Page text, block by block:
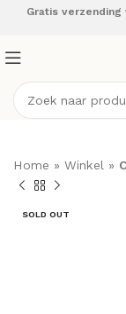
Gratis verzending
Home » Winkel »
SOLD OUT